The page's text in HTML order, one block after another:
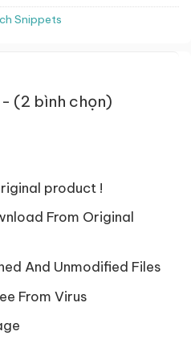
Snippets
(2 bình chọn)
product !
From Original
And Unmodified Files
From Virus